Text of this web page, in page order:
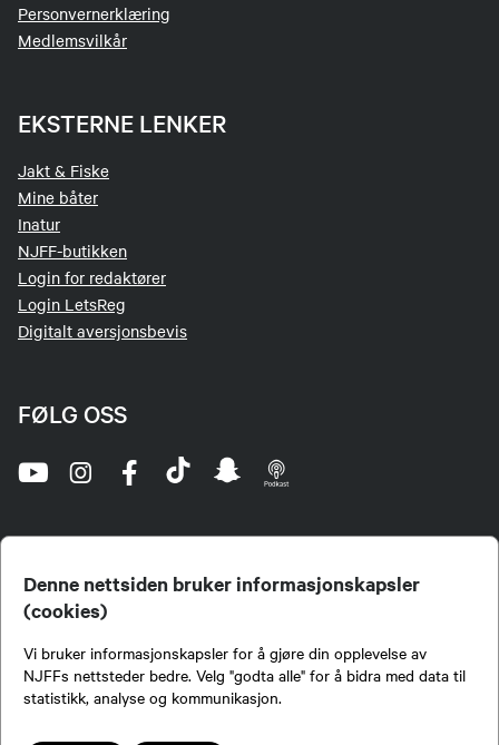
Denne nettsiden bruker informasjonskapsler
(cookies)
Vi bruker informasjonskapsler for å gjøre din opplevelse av
NJFFs nettsteder bedre. Velg "godta alle" for å bidra med data til
statistikk, analyse og kommunikasjon.
Personvernerklæring
Medlemsvilkår
EKSTERNE LENKER
Jakt & Fiske
Mine båter
Inatur
NJFF-butikken
Login for redaktører
Login LetsReg
Digitalt aversjonsbevis
FØLG OSS
jegere og sportsfiskere og et av de viktigste miljøene for formidling av kunnskap om jakt og
fiske i Norge. Vi er en partipolitisk nøytral organisasjon, men har et sterkt jakt-, fiske-, og
naturpolitisk engasjement i mange saker.